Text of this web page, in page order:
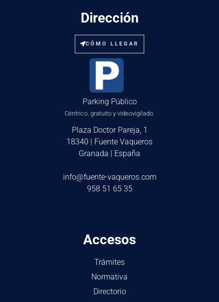
Dirección
CÓMO LLEGAR
Parking Público
Céntrico, gratuito y videovigilado.
Plaza Doctor Pareja, 1
18340 | Fuente Vaqueros
Granada | España
info@fuente-vaqueros.com
958 51 65 35
Accesos
Trámites
Normativa
Directorio